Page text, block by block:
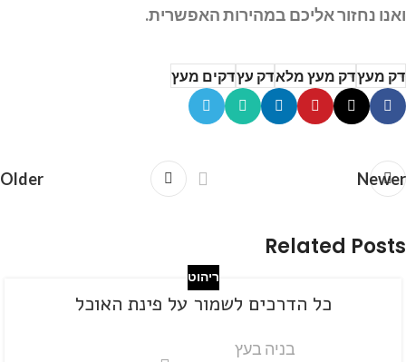
ואנו נחזור אליכם במהירות האפשרית.
דק מעץדק מעץ מלאדק עץדקים מעץ
Newer
Older
Related Posts
ריהוט
כל הדרכים לשמור על פינת האוכל
בניה בעץ